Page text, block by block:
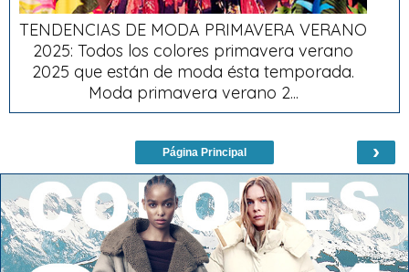
TENDENCIAS DE MODA PRIMAVERA VERANO
2025: Todos los colores primavera verano
2025 que están de moda ésta temporada.
Moda primavera verano 2...
›
Página Principal